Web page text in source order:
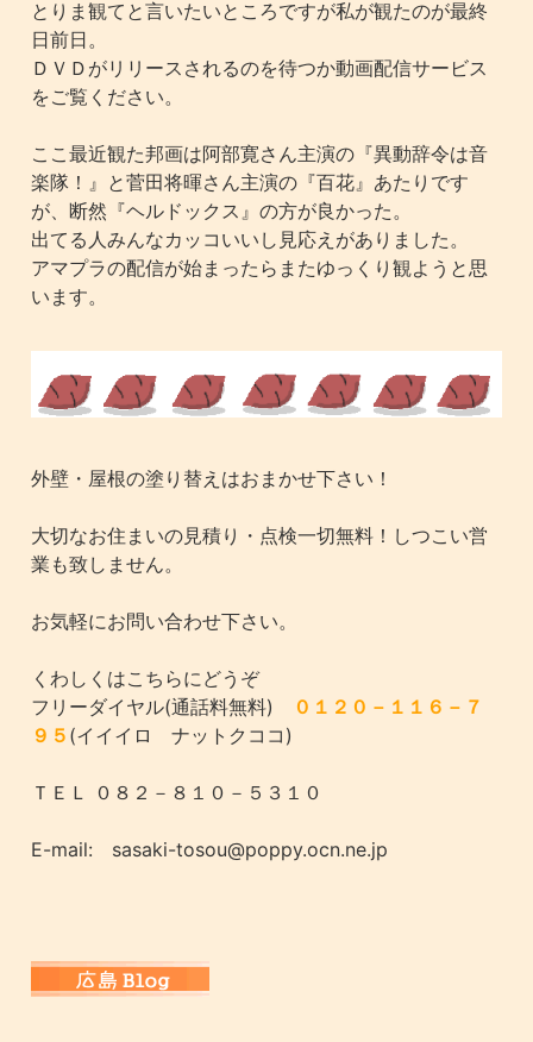
とりま観てと言いたいところですが私が観たのが最終
日前日。
ＤＶＤがリリースされるのを待つか動画配信サービス
をご覧ください。
ここ最近観た邦画は阿部寛さん主演の『異動辞令は音
楽隊！』と菅田将暉さん主演の『百花』あたりです
が、断然『ヘルドックス』の方が良かった。
出てる人みんなカッコいいし見応えがありました。
アマプラの配信が始まったらまたゆっくり観ようと思
います。
外壁・屋根の塗り替えはおまかせ下さい！
大切なお住まいの見積り・点検一切無料！しつこい営
業も致しません。
お気軽にお問い合わせ下さい。
くわしくはこちらにどうぞ
フリーダイヤル(通話料無料)
０１２０－１１６－７
９５ (イイイロ ナットクココ)
ＴＥＬ ０８２－８１０－５３１０
E-mail: sasaki-tosou@poppy.ocn.ne.jp